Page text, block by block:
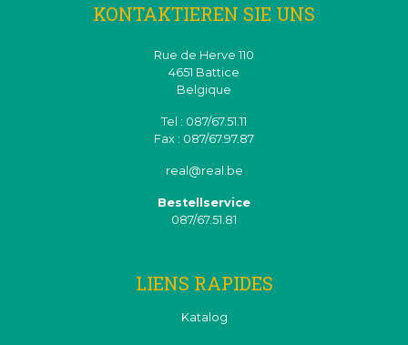
KONTAKTIEREN SIE UNS
Rue de Herve 110
4651 Battice
Belgique
Tel : 087/67.51.11
Fax : 087/67.97.87
real@real.be
Bestellservice
087/67.51.81
LIENS RAPIDES
Katalog